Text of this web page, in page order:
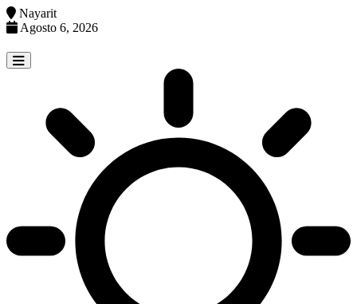
Nayarit
Agosto 6, 2026
to
content